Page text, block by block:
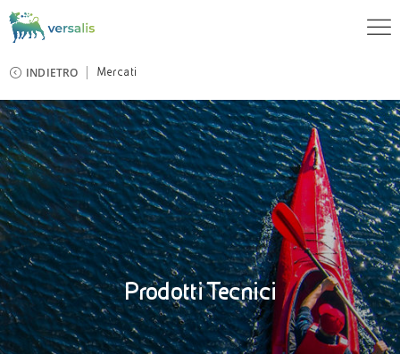
INDIETRO Mercati
Prodotti Tecnici